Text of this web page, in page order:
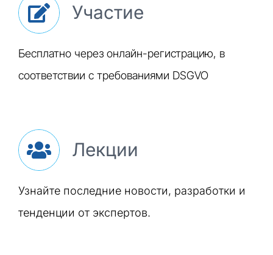
Участие
Бесплатно через онлайн-регистрацию, в
соответствии с требованиями DSGVO
Лекции
Узнайте последние новости, разработки и
тенденции от экспертов.